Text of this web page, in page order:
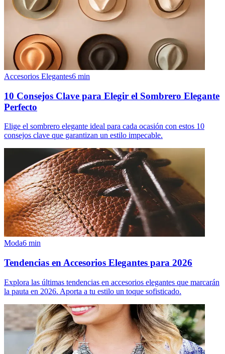
Accesorios Elegantes6 min
10 Consejos Clave para Elegir el Sombrero Elegante
Perfecto
Elige el sombrero elegante ideal para cada ocasión con estos 10
consejos clave que garantizan un estilo impecable.
Moda6 min
Tendencias en Accesorios Elegantes para 2026
Explora las últimas tendencias en accesorios elegantes que marcarán
la pauta en 2026. Aporta a tu estilo un toque sofisticado.